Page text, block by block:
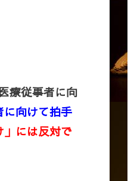
療従事者に向
向けて拍手
には反対で